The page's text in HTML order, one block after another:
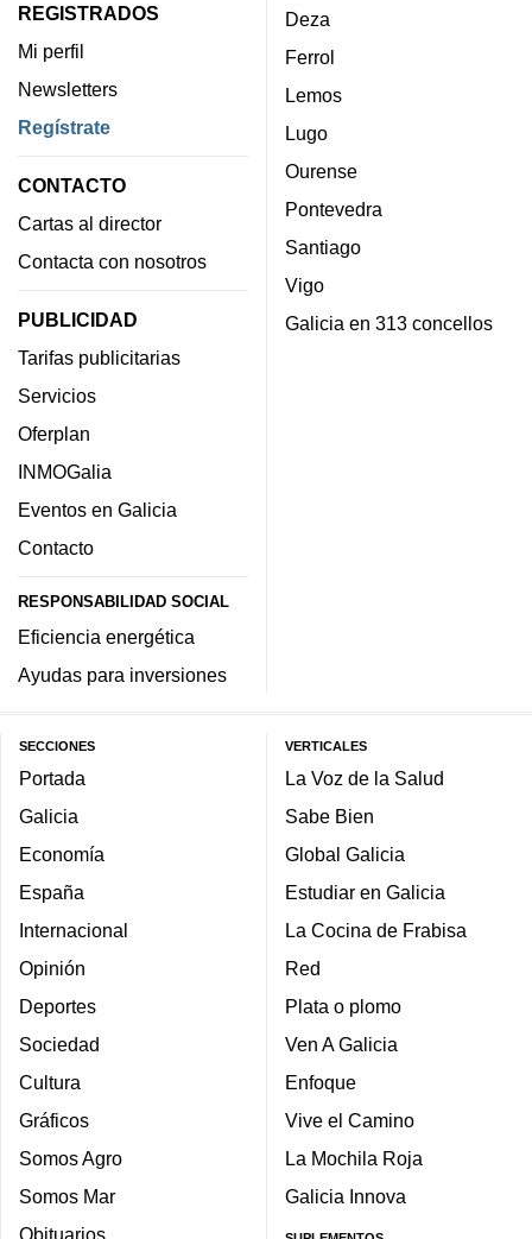
REGISTRADOS
Mi perfil
Newsletters
Regístrate
CONTACTO
Cartas al director
Contacta con nosotros
PUBLICIDAD
Tarifas publicitarias
Servicios
Oferplan
INMOGalia
Eventos en Galicia
Contacto
RESPONSABILIDAD SOCIAL
Eficiencia energética
Ayudas para inversiones
Deza
Ferrol
Lemos
Lugo
Ourense
Pontevedra
Santiago
Vigo
Galicia en 313 concellos
SECCIONES
Portada
Galicia
Economía
España
Internacional
Opinión
Deportes
Sociedad
Cultura
Gráficos
Somos Agro
Somos Mar
Obituarios
VERTICALES
La Voz de la Salud
Sabe Bien
Global Galicia
Estudiar en Galicia
La Cocina de Frabisa
Red
Plata o plomo
Ven A Galicia
Enfoque
Vive el Camino
La Mochila Roja
Galicia Innova